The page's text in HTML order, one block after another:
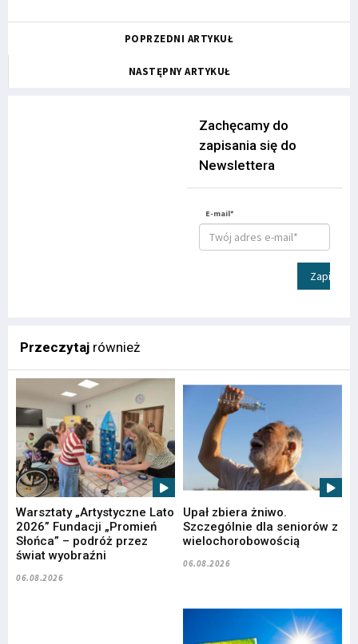
POPRZEDNI ARTYKUŁ
NASTĘPNY ARTYKUŁ
Zachęcamy do
zapisania się do
Newslettera
E-mail*
Zapisz
Przeczytaj również
Warsztaty „Artystyczne Lato
2026” Fundacji „Promień
Słońca” – podróż przez
świat wyobraźni
06.08.2026
Upał zbiera żniwo.
Szczególnie dla seniorów z
wielochorobowością
06.08.2026